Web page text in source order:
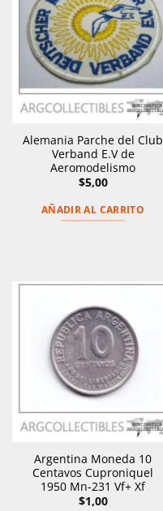
Alemania Parche del Club
Verband E.V de
Aeromodelismo
$5,00
AÑADIR AL CARRITO
Argentina Moneda 10
Centavos Cuproniquel
1950 Mn-231 Vf+ Xf
$1,00